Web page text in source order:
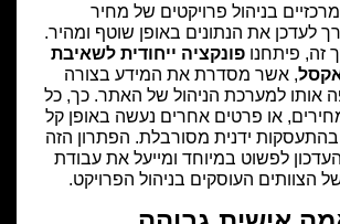
בניהול פרויקטים של מחיר
לעדכן את הנתונים באופן שוטף ומהיר.
זה, פיתחנו פונקציה ייחודית לשאיבת
אקסל, אשר מסדרת את המידע בצורה
אותו למערכת הניהול של האתר. כך, כל
או פרטים אחרים נעשה באופן קל
בהתעסקות ידנית מסורבלת. הפתרון הזה
לפשוט במיוחד ומייעל את עבודת
הצוותים העוסקים בניהול הפרויקט.